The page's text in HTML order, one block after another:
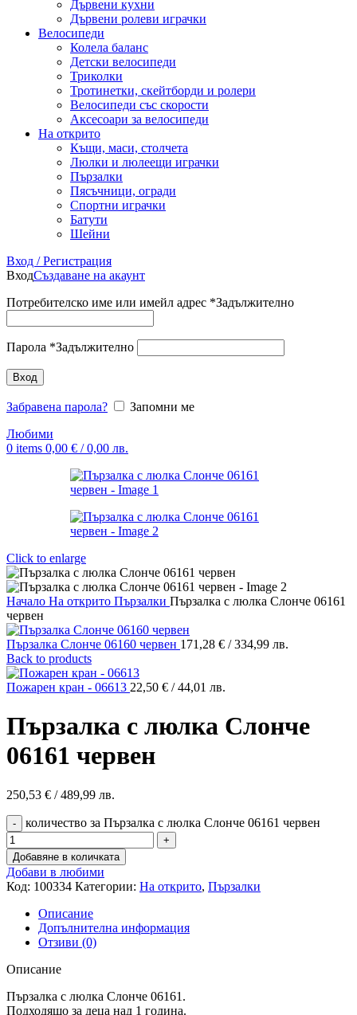
Дървени кухни
Дървени ролеви играчки
Велосипеди
Колела баланс
Детски велосипеди
Триколки
Тротинетки, скейтборди и ролери
Велосипеди със скорости
Аксесоари за велосипеди
На открито
Къщи, маси, столчета
Люлки и люлеещи играчки
Пързалки
Пясъчници, огради
Спортни играчки
Батути
Шейни
Вход / Регистрация
ВходСъздаване на акаунт
Потребителско име или имейл адрес *Задължително
Парола *Задължително
Вход
Забравена парола?
Запомни ме
Любими
0 items 0,00 € / 0,00 лв.
Click to enlarge
Начало На открито Пързалки Пързалка с люлка Слонче 06161
червен
Пързалка Слонче 06160 червен 171,28 € / 334,99 лв.
Back to products
Пожарен кран - 06613 22,50 € / 44,01 лв.
Пързалка с люлка Слонче
06161 червен
250,53 € / 489,99 лв.
количество за Пързалка с люлка Слонче 06161 червен
Добавяне в количката
Добави в любими
Код: 100334 Категории: На открито, Пързалки
Описание
Допълнителна информация
Отзиви (0)
Описание
Пързалка с люлка Слонче 06161.
Подходящо за деца над 1 година.